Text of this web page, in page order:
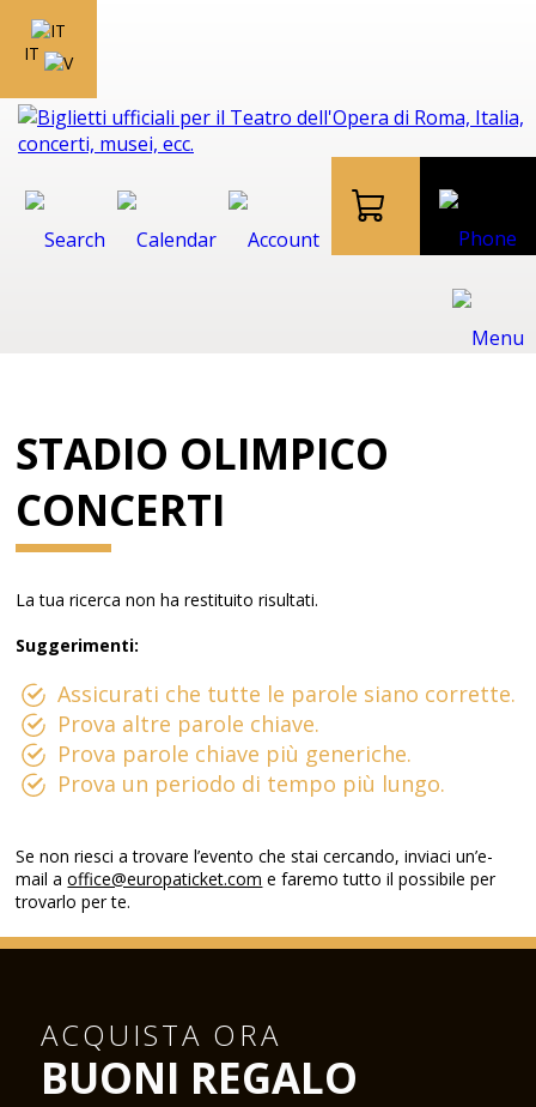
IT
STADIO OLIMPICO
CONCERTI
La tua ricerca non ha restituito risultati.
Suggerimenti:
Assicurati che tutte le parole siano corrette.
Prova altre parole chiave.
Prova parole chiave più generiche.
Prova un periodo di tempo più lungo.
Se non riesci a trovare l’evento che stai cercando, inviaci un’e-
mail aoffice@europaticket.com e faremo tutto il possibile per
trovarlo per te.
ACQUISTA ORA
BUONI REGALO